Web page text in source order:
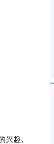
兴趣。